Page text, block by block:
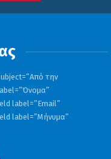
την
label=”Email”
label=”Μήνυμα”